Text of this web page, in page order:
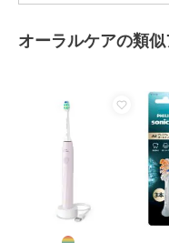
イ、
Ca、
水分
ツス
タミ
セリ
ンゴ
ール
フェ
ル、香
オーラルケアの類